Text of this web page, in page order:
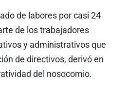
de labores por casi 24
de los trabajadores
y administrativos que
de directivos, derivó en
del nosocomio.